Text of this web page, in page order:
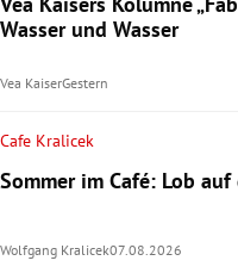
Wasser und Wasser
Vea KaiserGestern
Cafe Kralicek
Sommer im Café: Lob auf
Wolfgang Kralicek07.08.2026